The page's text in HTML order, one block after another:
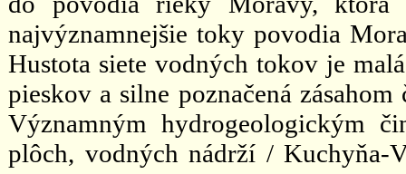
najvýznamnejšie toky povodia
Hustota siete vodných tokov je
pieskov a silne poznačená
Významným hydrogeologickým
plôch, vodných nádrží / Kuchyňa-